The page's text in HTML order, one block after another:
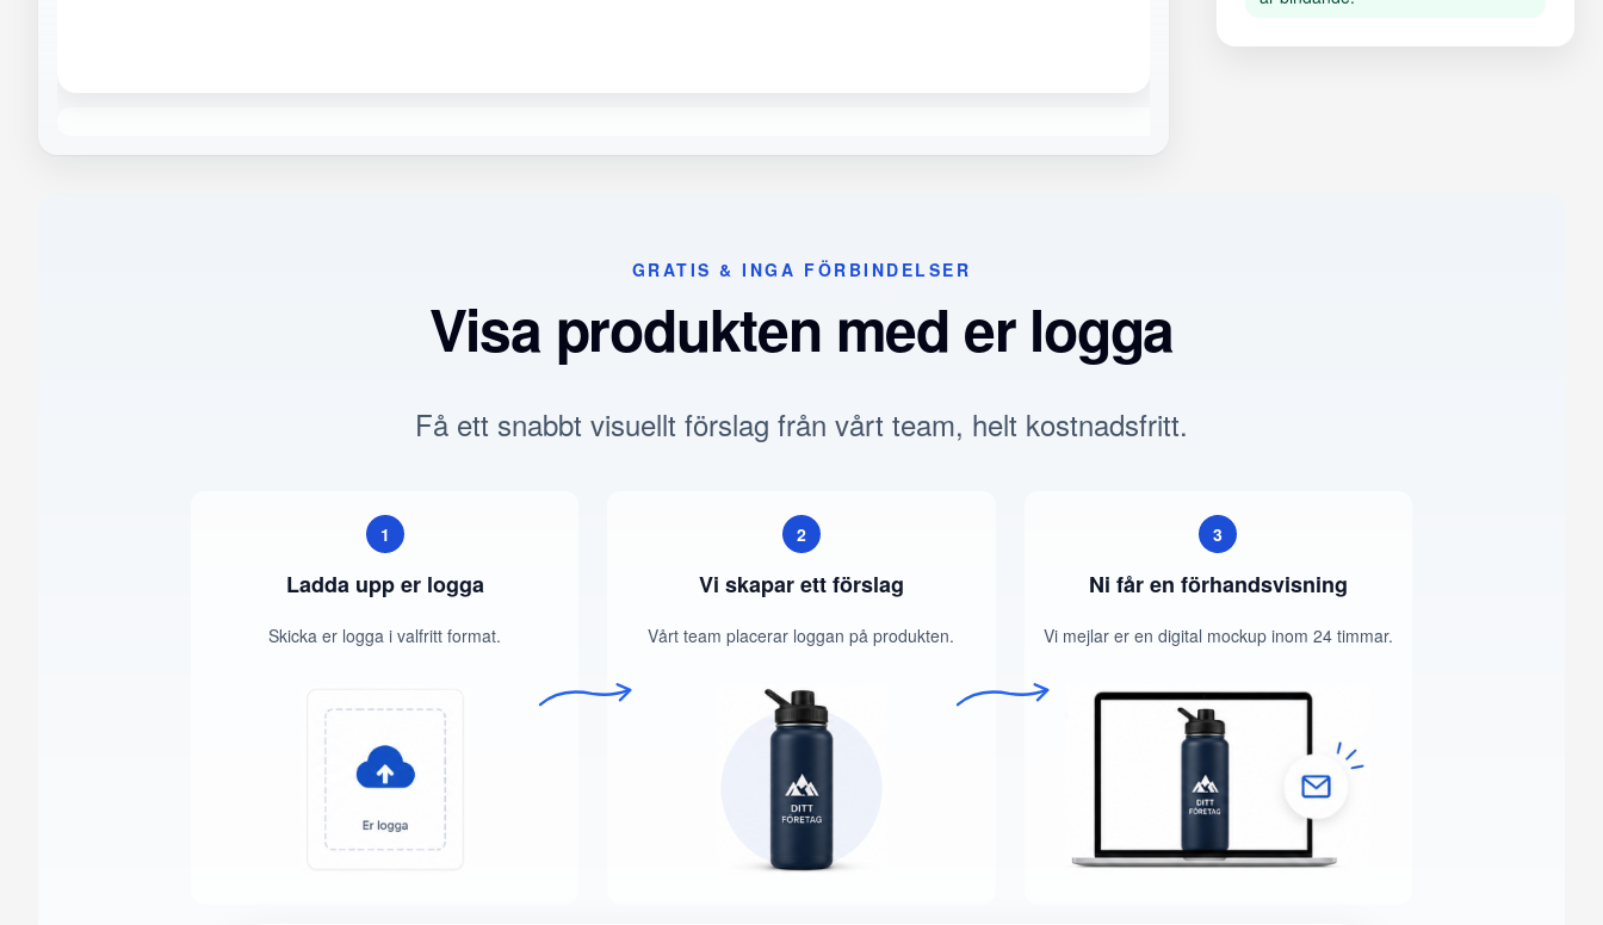
GRATIS & INGA FÖRBINDELSER
Visa produkten med er logga
Få ett snabbt visuellt förslag från vårt team, helt kostnadsfritt.
1
Ladda upp er logga
Skicka er logga i valfritt format.
2
Vi skapar ett förslag
Vårt team placerar loggan på produkten.
3
Ni får en förhandsvisning
Vi mejlar er en digital mockup inom 24 timmar.